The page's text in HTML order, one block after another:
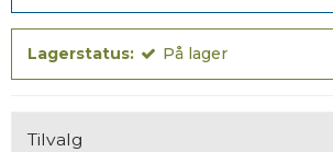
Lagerstatus: På lager
Tilvalg